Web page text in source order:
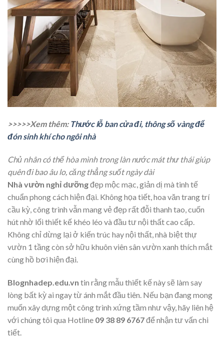
>>>>>Xem thêm: Thước lỗ ban cửa đi, thông số vàng để
đón sinh khí cho ngôi nhà
Chủ nhân có thể hòa mình trong làn nước mát thư thái giúp
quên đi bao âu lo, căng thẳng suốt ngày dài
Nhà vườn nghỉ dưỡngđẹp mộc mạc, giản dị mà tinh tế
chuẩn phong cách hiện đại. Không họa tiết, hoa văn trang trí
cầu kỳ, công trình vẫn mang vẻ đẹp rất đỗi thanh tao, cuốn
hút nhờ lối thiết kế khéo léo và đầu tư nội thất cao cấp.
Không chỉ dừng lại ở kiến trúc hay nội thất, nhà biệt thự
vườn 1 tầng còn sở hữu khuôn viên sân vườn xanh thích mắt
cùng hồ bơi hiện đại.
Blognhadep.edu.vn tin rằng mẫu thiết kế này sẽ làm say
lòng bất kỳ ai ngay từ ánh mắt đầu tiên. Nếu bạn đang mong
muốn xây dựng một công trình xứng tầm như vậy, hãy liên hệ
với chúng tôi qua Hotline 09 38 89 6767để nhận tư vấn chi
tiết.